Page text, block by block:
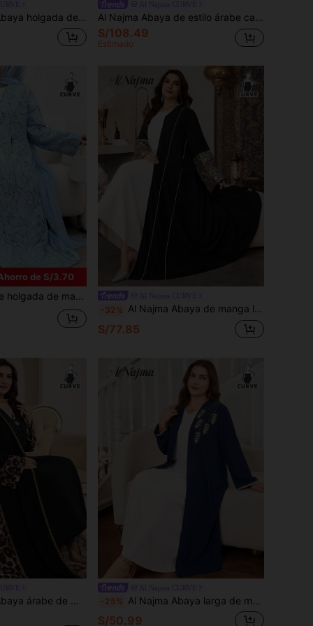
con parches de peluche, abaya elegante y abierta para uso casual diario Al Najma Abaya de estilo árabe casual de talla grande con parches de color contrastante, vestido árabe de estilo deportivo modesto y casual con cierre de cremallera frontal para uso diario
S/108.49
Estimado
de S/3.70
de plantas para mujer talla grande, ideal para vacaciones en otoño
-32% Al Najma Abaya de manga larga con parches, bordados y cuentas para mujer talla grande, estilo árabe
S/77.85
estampado de leopardo y parches, talla grande para mujer
-25% Al Najma Abaya larga de manga larga con bordado de hojas de unicolor para mujeres de talla grande
S/50.99